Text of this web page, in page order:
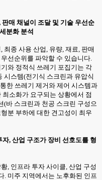
매 채널이 조달 및 기술 우선순
분화 분석
최종 사용 산업, 유량, 재료, 판매
선순위를 파악할 수 있습니다.
와 정적식 쓰레기 포집기는 각
시스템(전기식 스크린과 유압식
한 쓰레기 제거와 제어 시스템과
소화가 요구되는 상황에서 점
(바 스크린과 천공 스크린 구성으
분 부하에 대한 견고성이 최우
, 산업 구조가 장비 선호도를 형
, 인프라 투자 사이클, 산업 구성
. 미주 지역에서는 노후화된 인프